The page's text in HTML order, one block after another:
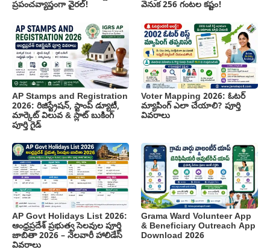
ప్రపంచవ్యాప్తంగా వైరల్!
వెనుక 256 గంటల కష్టం!
AP Stamps and Registration
2026: రిజిస్ట్రేషన్, స్టాంప్ డ్యూటీ,
మార్కెట్ విలువ & స్లాట్ బుకింగ్
పూర్తి గైడ్
Voter Mapping 2026: ఓటర్
మ్యాపింగ్ ఎలా చేయాలి? పూర్తి
వివరాలు
AP Govt Holidays List 2026:
ఆంధ్రప్రదేశ్ ప్రభుత్వ సెలవుల పూర్తి
జాబితా 2026 – నెలవారీ హాలిడేస్
వివరాలు
Grama Ward Volunteer App
& Beneficiary Outreach App
Download 2026